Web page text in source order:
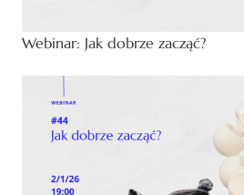
Webinar: Jak dobrze zacząć?